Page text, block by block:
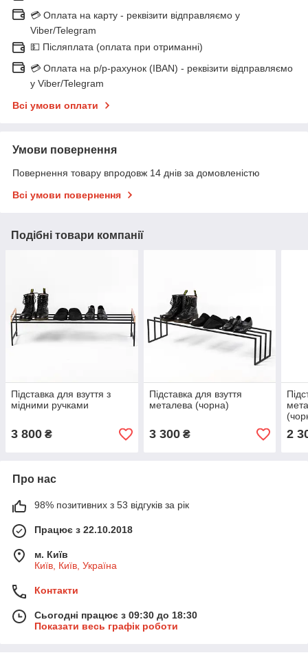
💳 Оплата на карту - реквізити відправляємо у
Viber/Telegram
💵 Післяплата (оплата при отриманні)
💳 Оплата на р/р-рахунок (IBAN) - реквізити відправляємо
у Viber/Telegram
Всі умови оплати
Умови повернення
Повернення товару впродовж 14 днів за домовленістю
Всі умови повернення
Подібні товари компанії
Підставка для взуття з
мідними ручками
3 800 ₴
Підставка для взуття
металева (чорна)
3 300₴ 2
Про нас
98% позитивних з 53 відгуків за рік
Працює з 22.10.2018
м. Київ
Київ, Київ, Україна
Контакти
Сьогодні працює з 09:30 до 18:30
Показати весь графік роботи